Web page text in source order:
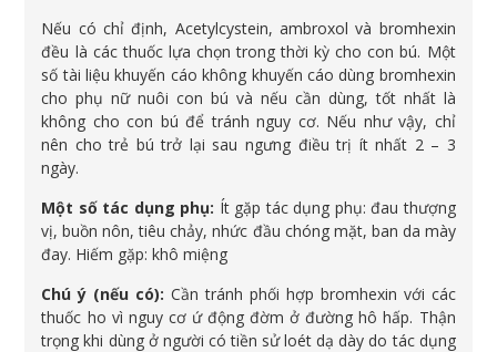
Nếu có chỉ định, Acetylcystein, ambroxol và bromhexin
đều là các thuốc lựa chọn trong thời kỳ cho con bú. Một
số tài liệu khuyến cáo không khuyến cáo dùng bromhexin
cho phụ nữ nuôi con bú và nếu cần dùng, tốt nhất là
không cho con bú để tránh nguy cơ. Nếu như vậy, chỉ
nên cho trẻ bú trở lại sau ngưng điều trị ít nhất 2 – 3
ngày.
Một số tác dụng phụ: Ít gặp tác dụng phụ: đau thượng
vị, buồn nôn, tiêu chảy, nhức đầu chóng mặt, ban da mày
đay. Hiếm gặp: khô miệng
Chú ý (nếu có): Cần tránh phối hợp bromhexin với các
thuốc ho vì nguy cơ ứ động đờm ở đường hô hấp. Thận
trọng khi dùng ở người có tiền sử loét dạ dày do tác dụng